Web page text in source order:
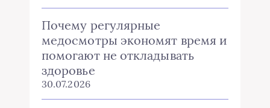
Почему регулярные
медосмотры экономят время и
помогают не откладывать
здоровье
30.07.2026